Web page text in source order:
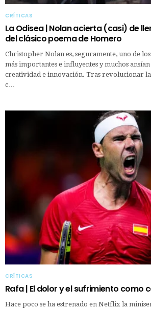
CRÍTICAS
La Odisea | Nolan acierta (casi) de
del clásico poema de Homero
Christopher Nolan es, seguramente, uno de
más importantes e influyentes y muchos
creatividad e innovación. Tras revolucionar
c…
CRÍTICAS
Rafa | El dolor y el sufrimiento como
Hace poco se ha estrenado en Netflix la